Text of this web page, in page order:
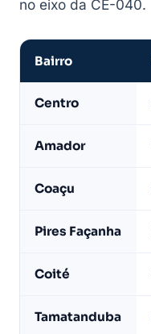
no eixo da CE-040.
por
LeadJet
Bairro
Centro
Amador
Coaçu
Pires Façanha
Coité
Tamatanduba